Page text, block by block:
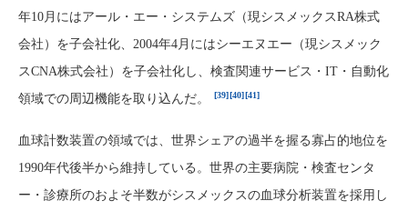
年10月にはアール・エー・システムズ（現シスメックスRA株式
会社）を子会社化、2004年4月にはシーエヌエー（現シスメック
スCNA株式会社）を子会社化し、検査関連サービス・IT・自動化
領域での周辺機能を取り込んだ。
[39][40][41]
血球計数装置の領域では、世界シェアの過半を握る寡占的地位を
1990年代後半から維持している。世界の主要病院・検査センタ
ー・診療所のおよそ半数がシスメックスの血球分析装置を採用し